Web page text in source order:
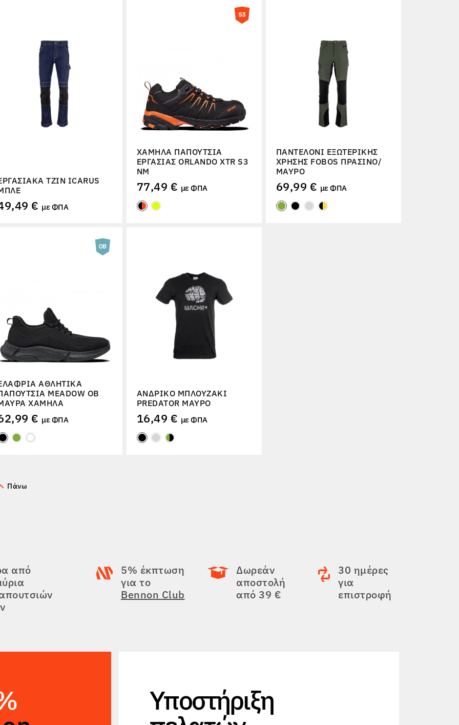
ΤΖΙΝ ICARUS
€ με ΦΠΑ
ΧΑΜΗΛΆ ΠΑΠΟΎΤΣΙΑ
ΕΡΓΑΣΊΑΣ ORLANDO XTR S3
NM
77,49 € με ΦΠΑ
ΠΑΝΤΕΛΌΝΙ ΕΞΩΤΕΡΙΚΉΣ
ΧΡΉΣΗΣ FOBOS ΠΡΆΣΙΝΟ/
ΜΑΎΡΟ
69,99 € με ΦΠΑ
ΑΘΛΗΤΙΚΆ
MEADOW OB
ΧΑΜΗΛΆ
€ με ΦΠΑ
ΑΝΔΡΙΚΌ ΜΠΛΟΥΖΆΚΙ
PREDATOR ΜΑΎΡΟ
16,49 € με ΦΠΑ
Πάνω
από
5% έκπτωση
για το
Bennon Club
Δωρεάν
αποστολή
από 39 €
30 ημέρες
για
επιστροφή
Υποστήριξη